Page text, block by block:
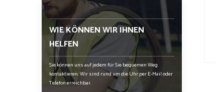
WIE KÖNNEN WIR IHNEN
HELFEN
Sie können uns auf jedem für Sie bequemen Weg
kontaktieren. Wir sind rund um die Uhr per E-Mail oder
Telefon erreichbar.